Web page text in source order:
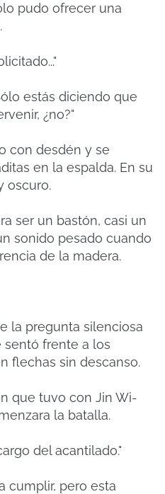
pudo ofrecer una
estás diciendo que
¿no?"
con desdén y se
en la espalda. En su
oscuro.
ser un bastón, casi un
sonido pesado cuando
de la madera.
la pregunta silenciosa
sentó frente a los
flechas sin descanso.
que tuvo con Jin Wi-
la batalla.
del acantilado."
cumplir, pero esta